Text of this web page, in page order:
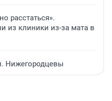
расстаться».
из клиники из-за мата в
Нижегородцевы